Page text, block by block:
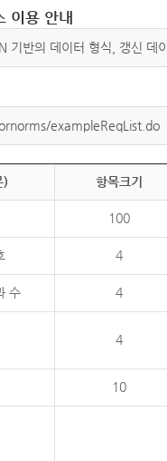
이용 안내
반의 데이터 형식, 갱신 데
exampleReqList.do
) 항목크기
100
4
수 4
4
10